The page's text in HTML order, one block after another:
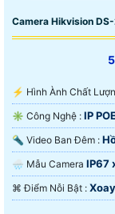
Camera Hikvision
️⚡ Hình Ành Chất
✳️ Công Nghệ : IP
🔦 Video Ban Đêm :
🌧️ Mẫu Camera IP67
️⌘ Điểm Nỗi Bật :